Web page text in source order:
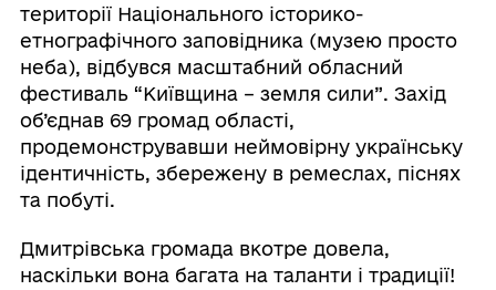
території Національного історико-
етнографічного заповідника (музею просто
неба), відбувся масштабний обласний
фестиваль “Київщина – земля сили”. Захід
об’єднав 69 громад області,
продемонструвавши неймовірну українську
ідентичність, збережену в ремеслах, піснях
та побуті.
Дмитрівська громада вкотре довела,
наскільки вона багата на таланти і традиції!